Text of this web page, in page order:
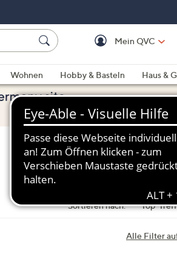
Mein QVC
Wohnen Hobby & Basteln
Haus &
Sortieren nach: Top-
Alle Filter